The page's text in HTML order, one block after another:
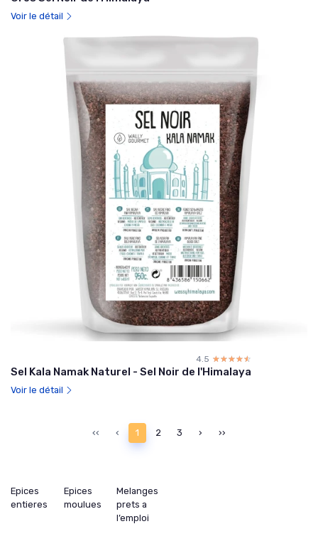
Voir le détail
4.5 ☆☆☆☆☆
★★★★★
Sel Kala Namak Naturel - Sel Noir de l'Himalaya
Voir le détail
‹‹ ‹ 1 2 3 › ››
Epices
entieres
Epices
moulues
Melanges
prets a
l’emploi